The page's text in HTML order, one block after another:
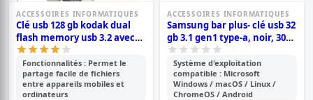
ACCESSOIRES INFORMATIQUES
Clé usb 128 gb kodak dual
flash memory usb 3.2 avec
connecteur type-c otg ou
phantom
Fonctionnalités : Permet le
partage facile de fichiers
entre appareils mobiles et
ordinateurs
ACCESSOIRES INFORMATIQUES
Samsung bar plus- clé usb 32
gb 3.1 gen1 type-a, noir, 300
mo/s en lecture, pour
pc/ordinateurs portables
Système d'exploitation
compatible : Microsoft
Windows / macOS / Linux /
ChromeOS / Android